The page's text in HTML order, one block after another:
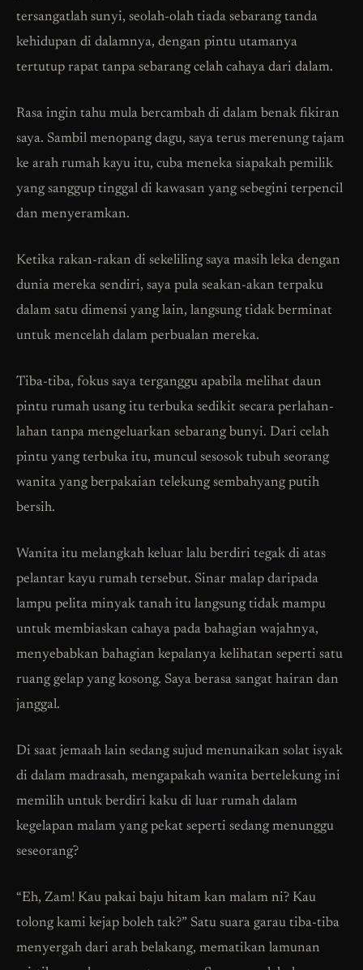
tersangatlah sunyi, seolah-olah tiada sebarang tanda
kehidupan di dalamnya, dengan pintu utamanya
tertutup rapat tanpa sebarang celah cahaya dari dalam.
Rasa ingin tahu mula bercambah di dalam benak fikiran
saya. Sambil menopang dagu, saya terus merenung tajam
ke arah rumah kayu itu, cuba meneka siapakah pemilik
yang sanggup tinggal di kawasan yang sebegini terpencil
dan menyeramkan.
Ketika rakan-rakan di sekeliling saya masih leka dengan
dunia mereka sendiri, saya pula seakan-akan terpaku
dalam satu dimensi yang lain, langsung tidak berminat
untuk mencelah dalam perbualan mereka.
Tiba-tiba, fokus saya terganggu apabila melihat daun
pintu rumah usang itu terbuka sedikit secara perlahan-
lahan tanpa mengeluarkan sebarang bunyi. Dari celah
pintu yang terbuka itu, muncul sesosok tubuh seorang
wanita yang berpakaian telekung sembahyang putih
bersih.
Wanita itu melangkah keluar lalu berdiri tegak di atas
pelantar kayu rumah tersebut. Sinar malap daripada
lampu pelita minyak tanah itu langsung tidak mampu
untuk membiaskan cahaya pada bahagian wajahnya,
menyebabkan bahagian kepalanya kelihatan seperti satu
ruang gelap yang kosong. Saya berasa sangat hairan dan
janggal.
Di saat jemaah lain sedang sujud menunaikan solat isyak
di dalam madrasah, mengapakah wanita bertelekung ini
memilih untuk berdiri kaku di luar rumah dalam
kegelapan malam yang pekat seperti sedang menunggu
seseorang?
“Eh, Zam! Kau pakai baju hitam kan malam ni? Kau
tolong kami kejap boleh tak?” Satu suara garau tiba-tiba
menyergah dari arah belakang, mematikan lamunan